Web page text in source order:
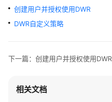
态
产
绍
速
创建用户并授权使用DWR
DWR自定义策略
下一篇：创建用户并授权使用DWR
相关文档